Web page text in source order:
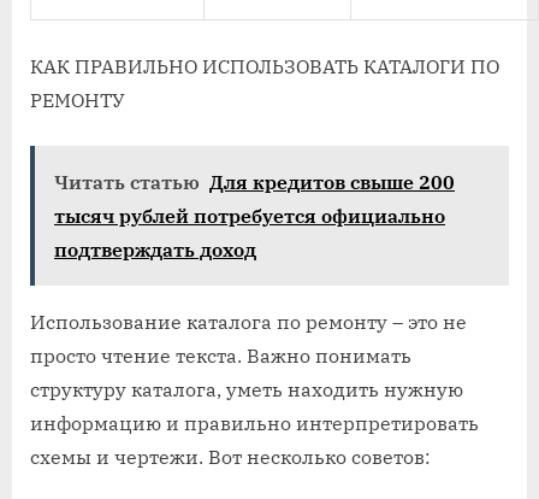
КАК ПРАВИЛЬНО ИСПОЛЬЗОВАТЬ КАТАЛОГИ ПО
РЕМОНТУ
Читать статью Для кредитов свыше 200
тысяч рублей потребуется официально
подтверждать доход
Использование каталога по ремонту – это не
просто чтение текста. Важно понимать
структуру каталога, уметь находить нужную
информацию и правильно интерпретировать
схемы и чертежи. Вот несколько советов: